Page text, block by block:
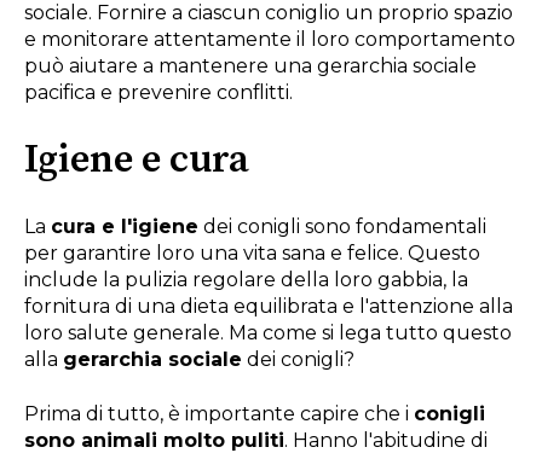
sociale. Fornire a ciascun coniglio un proprio spazio
e monitorare attentamente il loro comportamento
può aiutare a mantenere una gerarchia sociale
pacifica e prevenire conflitti.
Igiene e cura
La cura e l'igiene dei conigli sono fondamentali
per garantire loro una vita sana e felice. Questo
include la pulizia regolare della loro gabbia, la
fornitura di una dieta equilibrata e l'attenzione alla
loro salute generale. Ma come si lega tutto questo
alla gerarchia sociale dei conigli?
Prima di tutto, è importante capire che i conigli
sono animali molto puliti. Hanno l'abitudine di